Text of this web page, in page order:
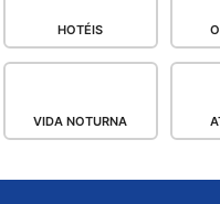
HOTÉIS
VIDA NOTURNA